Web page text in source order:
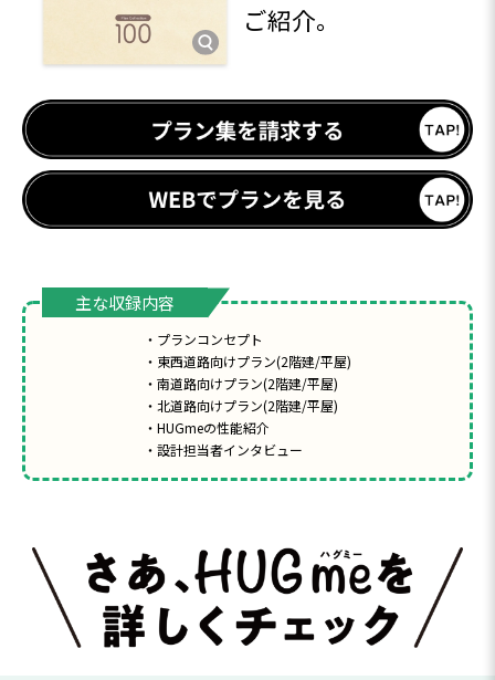
ご紹介。
主な収録内容
‧プランコンセプト
‧東⻄道路向けプラン(2階建/平屋)
‧南道路向けプラン(2階建/平屋)
‧北道路向けプラン(2階建/平屋)
‧HUGmeの性能紹介
‧設計担当者インタビュー